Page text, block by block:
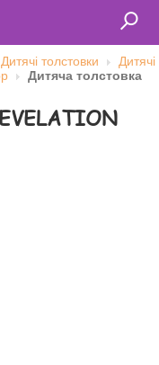
Дитячі толстовки
Дитячі
Дитяча толстовка